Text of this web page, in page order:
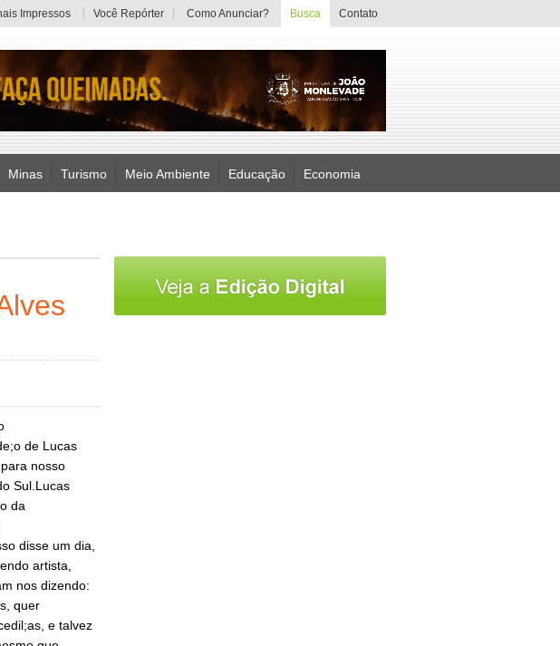
Impressos Você Repórter Como Anunciar? Busca Contato
Minas Turismo Meio Ambiente Educação Economia
de Lucas
nosso
Sul.Lucas
da
disse um dia,
artista,
nos dizendo:
quer
e talvez